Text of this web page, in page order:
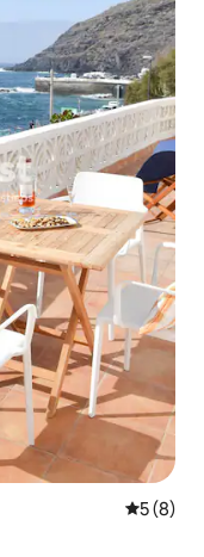
5 (8)